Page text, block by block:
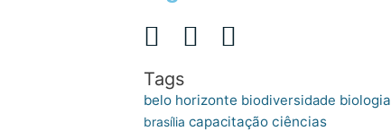
Tags
belo horizonte biodiversidade biologia
brasília capacitação ciências